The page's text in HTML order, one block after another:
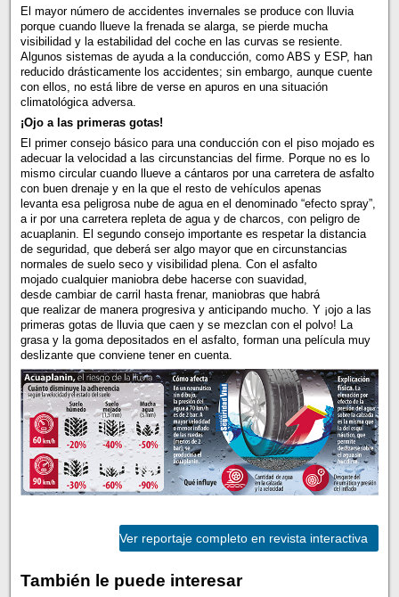
El mayor número de accidentes invernales se produce con lluvia
porque cuando llueve la frenada se alarga, se pierde mucha
visibilidad y la estabilidad del coche en las curvas se resiente.
Algunos sistemas de ayuda a la conducción, como ABS y ESP, han
reducido drásticamente los accidentes; sin embargo, aunque cuente
con ellos, no está libre de verse en apuros en una situación
climatológica adversa.
¡Ojo a las primeras gotas!
El primer consejo básico para una conducción con el piso mojado es
adecuar la velocidad a las circunstancias del firme. Porque no es lo
mismo circular cuando llueve a cántaros por una carretera de asfalto
con buen drenaje y en la que el resto de vehículos apenas
levanta esa peligrosa nube de agua en el denominado “efecto spray”,
a ir por una carretera repleta de agua y de charcos, con peligro de
acuaplanin. El segundo consejo importante es respetar la distancia
de seguridad, que deberá ser algo mayor que en circunstancias
normales de suelo seco y visibilidad plena. Con el asfalto
mojado cualquier maniobra debe hacerse con suavidad,
desde cambiar de carril hasta frenar, maniobras que habrá
que realizar de manera progresiva y anticipando mucho. Y ¡ojo a las
primeras gotas de lluvia que caen y se mezclan con el polvo! La
grasa y la goma depositados en el asfalto, forman una película muy
deslizante que conviene tener en cuenta.
Ver reportaje completo en revista interactiva
También le puede interesar